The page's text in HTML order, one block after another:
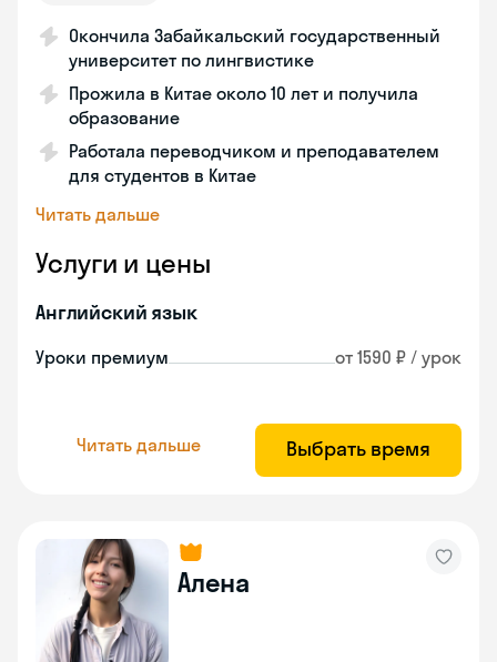
Окончила Забайкальский государственный
университет по лингвистике
Прожила в Китае около 10 лет и получила
образование
Работала переводчиком и преподавателем
для студентов в Китае
Читать дальше
Услуги и цены
Английский язык
Уроки премиум от 1590 ₽ / урок
Читать дальше Выбрать время
Алена